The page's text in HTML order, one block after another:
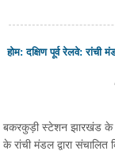
होम:दक्षिण पूर्व रेलवे:रांची
बकरकुड़ी स्टेशन झारखंड के
के रांची मंडल द्वारा